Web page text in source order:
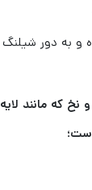
به دور شیلنگ
که مانند